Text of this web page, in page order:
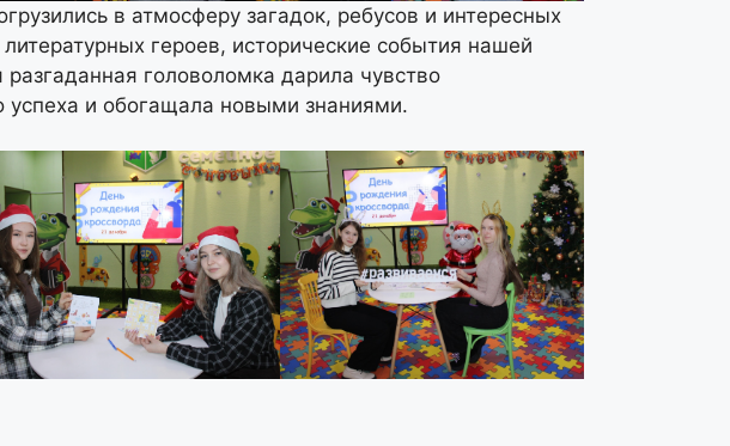
в атмосферу загадок, ребусов и интересных
героев, исторические события нашей
головоломка дарила чувство
успеха и обогащала новыми знаниями.